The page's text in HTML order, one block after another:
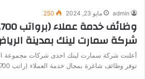
admin مايو 23, 2024 250
شركة سمارت لينك بمدينة
أعلنت شركة سمارت لينك احدى شركات مجموعة
توفر وظائف شاغرة بمجال خدمة العملاء (راتب 5,700 ريال) بمدينة…